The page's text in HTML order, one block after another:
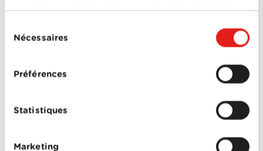
duNécessaires
Préférences
Statistiques
Marketing
Luke Evans,Sasha Luss
Dennis
Luke